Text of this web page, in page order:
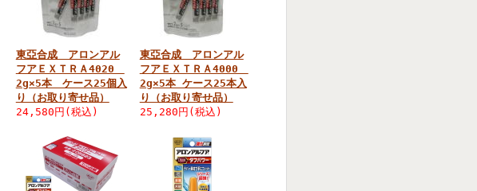
東亞合成 アロンアル
フアＥＸＴＲＡ4020
2g×5本 ケース25個入
り（お取り寄せ品）
24,580円(税込)
東亞合成 アロンアル
フアＥＸＴＲＡ4000
2g×5本 ケース25本入
り（お取り寄せ品）
25,280円(税込)